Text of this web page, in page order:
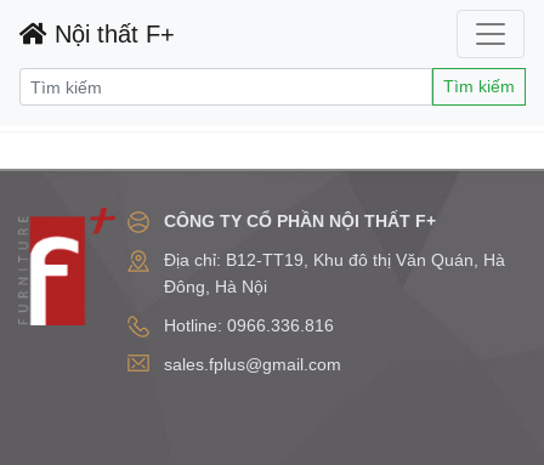
Nội thất F+
Tìm kiếm
CÔNG TY CỔ PHẦN NỘI THẤT F+
Địa chỉ: B12-TT19, Khu đô thị Văn Quán, Hà
Đông, Hà Nội
Hotline: 0966.336.816
sales.fplus@gmail.com